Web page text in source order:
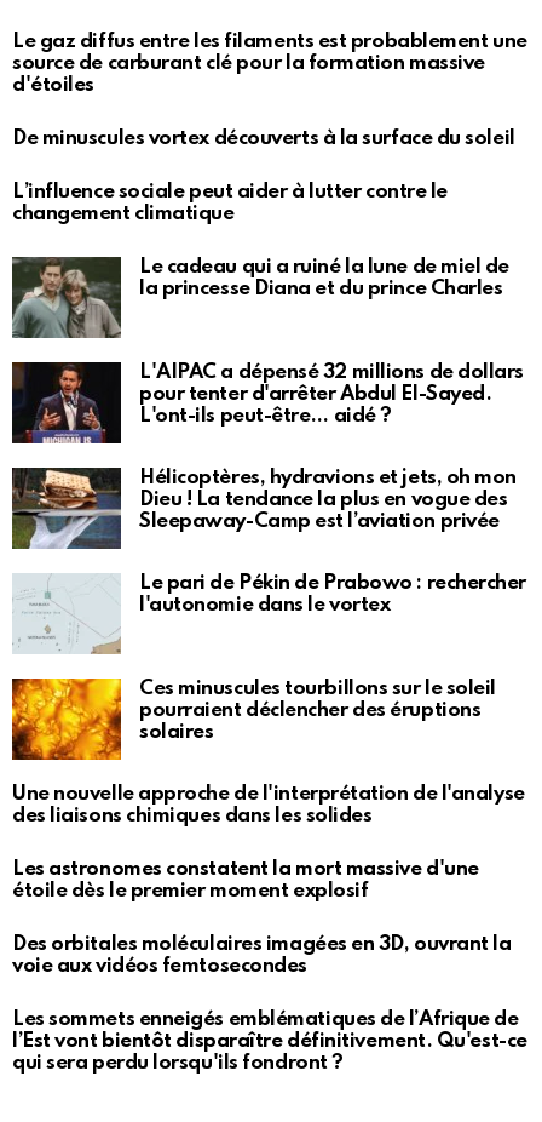
Le gaz diffus entre les filaments est probablement une
source de carburant clé pour la formation massive
d'étoiles
De minuscules vortex découverts à la surface du soleil
L’influence sociale peut aider à lutter contre le
changement climatique
Le cadeau qui a ruiné la lune de miel de
la princesse Diana et du prince Charles
L'AIPAC a dépensé 32 millions de dollars
pour tenter d'arrêter Abdul El-Sayed.
L'ont-ils peut-être… aidé ?
Hélicoptères, hydravions et jets, oh mon
Dieu ! La tendance la plus en vogue des
Sleepaway-Camp est l’aviation privée
Le pari de Pékin de Prabowo : rechercher
l'autonomie dans le vortex
Ces minuscules tourbillons sur le soleil
pourraient déclencher des éruptions
solaires
Une nouvelle approche de l'interprétation de l'analyse
des liaisons chimiques dans les solides
Les astronomes constatent la mort massive d'une
étoile dès le premier moment explosif
Des orbitales moléculaires imagées en 3D, ouvrant la
voie aux vidéos femtosecondes
Les sommets enneigés emblématiques de l’Afrique de
l’Est vont bientôt disparaître définitivement. Qu'est-ce
qui sera perdu lorsqu'ils fondront ?